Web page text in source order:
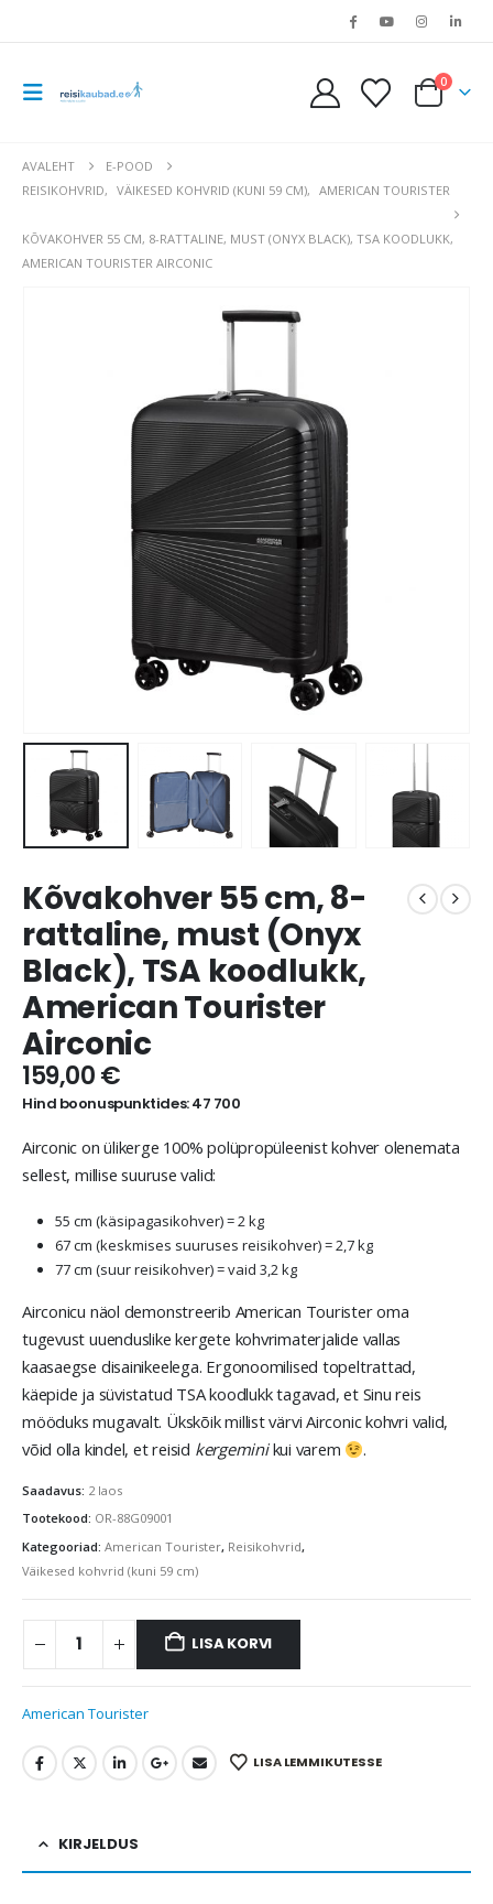
0
AVALEHT
E-POOD
REISIKOHVRID, VÄIKESED KOHVRID (KUNI 59 CM), AMERICAN TOURISTER
KÕVAKOHVER 55 CM, 8-RATTALINE, MUST (ONYX BLACK), TSA KOODLUKK,
AMERICAN TOURISTER AIRCONIC
Kõvakohver 55 cm, 8-
rattaline, must (Onyx
Black), TSA koodlukk,
American Tourister
Airconic
159,00€
Hind boonuspunktides: 47 700
Airconic on ülikerge 100% polüpropüleenist kohver olenemata
sellest, millise suuruse valid:
55 cm (käsipagasikohver) = 2 kg
67 cm (keskmises suuruses reisikohver) = 2,7 kg
77 cm (suur reisikohver) = vaid 3,2 kg
Airconicu näol demonstreerib American Tourister oma
tugevust uuenduslike kergete kohvrimaterjalide vallas
kaasaegse disainikeelega. Ergonoomilised topeltrattad,
käepide ja süvistatud TSA koodlukk tagavad, et Sinu reis
mööduks mugavalt. Ükskõik millist värvi Airconic kohvri valid,
võid olla kindel, et reisid kergeminikui varem .
Saadavus: 2 laos
Tootekood: OR-88G09001
Kategooriad: American Tourister, Reisikohvrid,
Väikesed kohvrid (kuni 59 cm)
LISA KORVI
American Tourister
LISA LEMMIKUTESSE
KIRJELDUS